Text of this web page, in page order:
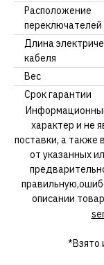
Расположение
переключателей
Длина
кабеля
Вес
Срок гарантии
характер и не
поставки, а также
от указанных
описании
*Взято